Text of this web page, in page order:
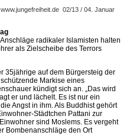
www.jungefreiheit.de 02/13 / 04. Januar
radikaler Islamisten halten
als Zielscheibe des Terrors
35jährige auf dem Bürgersteig der
Markise eines
kündigt sich an. „Das wird
er und lächelt. Es ist nur ein
Angst in ihm. Als Buddhist gehört
Städtchen Pattani zur
sind Moslems. Es vergeht
Bombenanschläge den Ort